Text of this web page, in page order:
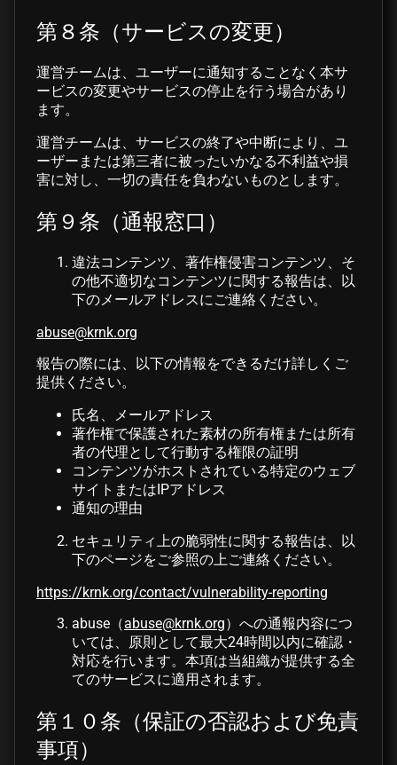
第８条（サービスの変更）
運営チームは、ユーザーに通知することなく本サ
ービスの変更やサービスの停止を行う場合があり
ます。
運営チームは、サービスの終了や中断により、ユ
ーザーまたは第三者に被ったいかなる不利益や損
害に対し、一切の責任を負わないものとします。
第９条（通報窓口）
違法コンテンツ、著作権侵害コンテンツ、そ
の他不適切なコンテンツに関する報告は、以
下のメールアドレスにご連絡ください。
abuse@krnk.org
報告の際には、以下の情報をできるだけ詳しくご
提供ください。
氏名、メールアドレス
著作権で保護された素材の所有権または所有
者の代理として行動する権限の証明
コンテンツがホストされている特定のウェブ
サイトまたはIPアドレス
通知の理由
セキュリティ上の脆弱性に関する報告は、以
下のページをご参照の上ご連絡ください。
https://krnk.org/contact/vulnerability-reporting
abuse（abuse@krnk.org）への通報内容につ
いては、原則として最大24時間以内に確認・
対応を行います。本項は当組織が提供する全
てのサービスに適用されます。
第１０条（保証の否認および免責
事項）